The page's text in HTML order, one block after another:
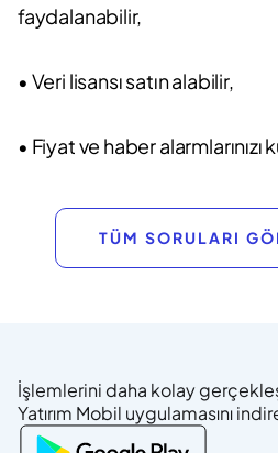
faydalanabilir,
• Veri lisansı satın alabilir,
• Fiyat ve haber alarmlarınızı
TÜM SORULARI
İşlemlerini daha kolay
Yatırım Mobil uygulamasını